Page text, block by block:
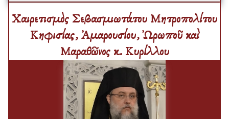
Χαιρετισμὸς Σεβασμιωτάτου Μητροπολίτου
Κηφισίας, Ἀμαρουσίου, Ὠρωποῦ καὶ
Μαραθῶνος κ. Κυρίλλου